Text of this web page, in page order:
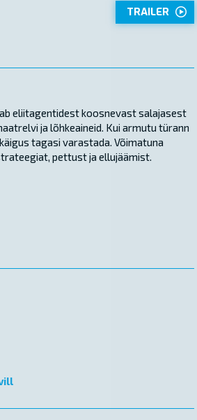
TRAILER
eliitagentidest koosnevast salajasest
ja lõhkeaineid. Kui armutu türann
tagasi varastada. Võimatuna
pettust ja ellujäämist.